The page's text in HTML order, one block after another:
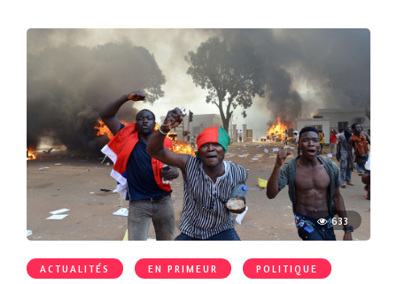
633
ACTUALITÉS EN PRIMEUR POLITIQUE